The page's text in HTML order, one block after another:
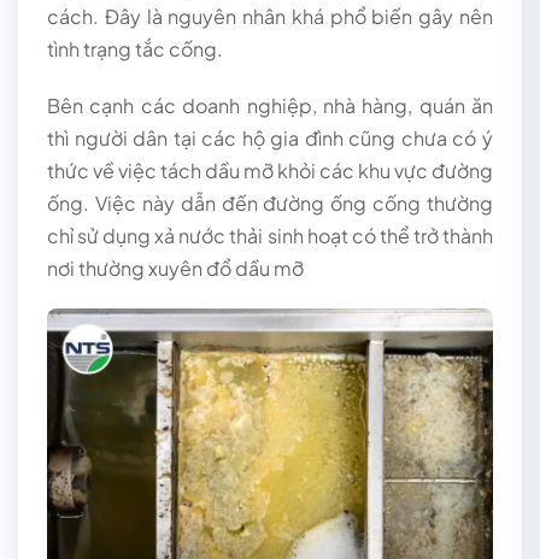
cách. Đây là nguyên nhân khá phổ biến gây nên
tình trạng tắc cống.
Bên cạnh các doanh nghiệp, nhà hàng, quán ăn
thì người dân tại các hộ gia đình cũng chưa có ý
thức về việc tách dầu mỡ khỏi các khu vực đường
ống. Việc này dẫn đến đường ống cống thường
chỉ sử dụng xả nước thải sinh hoạt có thể trở thành
nơi thường xuyên đổ dầu mỡ